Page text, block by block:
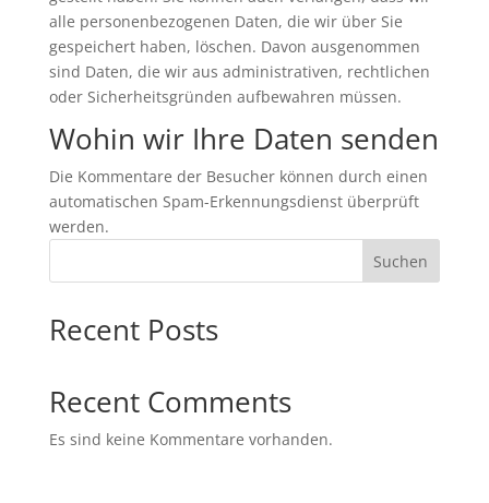
alle personenbezogenen Daten, die wir über Sie
gespeichert haben, löschen. Davon ausgenommen
sind Daten, die wir aus administrativen, rechtlichen
oder Sicherheitsgründen aufbewahren müssen.
Wohin wir Ihre Daten senden
Die Kommentare der Besucher können durch einen
automatischen Spam-Erkennungsdienst überprüft
werden.
Suchen
Recent Posts
Recent Comments
Es sind keine Kommentare vorhanden.